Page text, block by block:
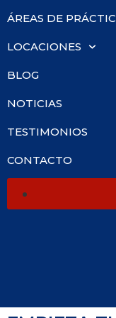
ÁREAS DE
LOCACIONES
BLOG
NOTICIAS
TESTIMONIOS
CONTACTO